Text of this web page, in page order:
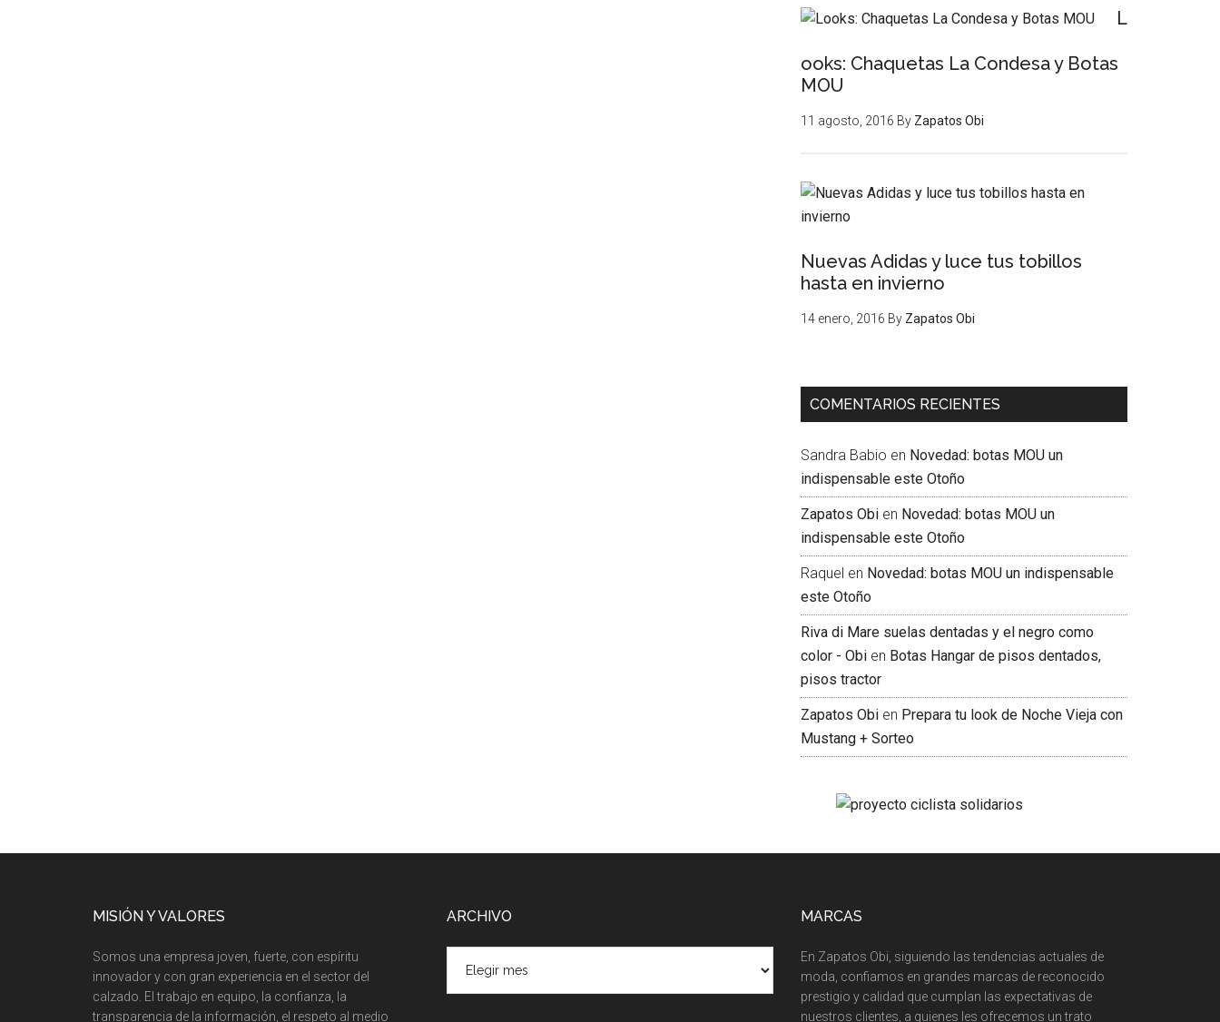
L
ooks: Chaquetas La Condesa y Botas
MOU
11 agosto, 2016 By Zapatos Obi
Nuevas Adidas y luce tus tobillos
hasta en invierno
14 enero, 2016 By Zapatos Obi
COMENTARIOS RECIENTES
Sandra Babio en Novedad: botas MOU un
indispensable este Otoño
Zapatos Obi en Novedad: botas MOU un
indispensable este Otoño
Raquel en Novedad: botas MOU un indispensable
este Otoño
Riva di Mare suelas dentadas y el negro como
color - Obi en Botas Hangar de pisos dentados,
pisos tractor
Zapatos Obi en Prepara tu look de Noche Vieja con
Mustang + Sorteo
MISIÓN Y VALORES
Somos una empresa joven, fuerte, con espíritu
innovador y con gran experiencia en el sector del
calzado. El trabajo en equipo, la confianza, la
transparencia de la información, el respeto al medio
ARCHIVO MARCAS
En Zapatos Obi, siguiendo las tendencias actuales de
moda, confiamos en grandes marcas de reconocido
prestigio y calidad que cumplan las expectativas de
nuestros clientes, a quienes les ofrecemos un trato